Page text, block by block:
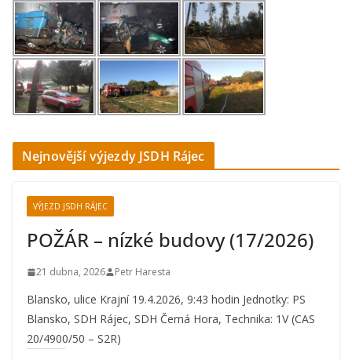
Nejnovější výjezdy JSDH Rájec
VÝJEZD JSDH RÁJEC
POŽÁR – nízké budovy (17/2026)
21 dubna, 2026 Petr Haresta
Blansko, ulice Krajní 19.4.2026, 9:43 hodin Jednotky: PS
Blansko, SDH Rájec, SDH Černá Hora, Technika: 1V (CAS
20/4900/50 – S2R)